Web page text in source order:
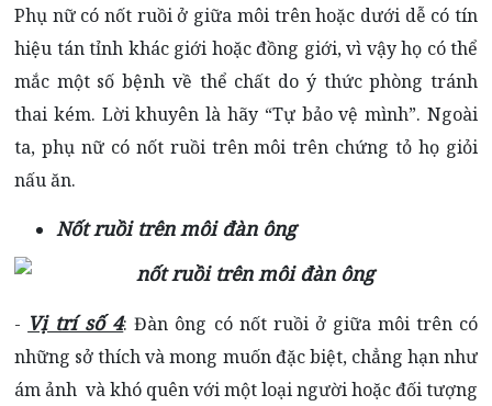
Phụ nữ có nốt ruồi ở giữa môi trên hoặc dưới dễ có tín
hiệu tán tỉnh khác giới hoặc đồng giới, vì vậy họ có thể
mắc một số bệnh về thể chất do ý thức phòng tránh
thai kém. Lời khuyên là hãy “Tự bảo vệ mình”. Ngoài
ta, phụ nữ có nốt ruồi trên môi trên chứng tỏ họ giỏi
nấu ăn.
Nốt ruồi trên môi đàn ông
- Vị trí số 4: Đàn ông có nốt ruồi ở giữa môi trên có
những sở thích và mong muốn đặc biệt, chẳng hạn như
ám ảnh và khó quên với một loại người hoặc đối tượng